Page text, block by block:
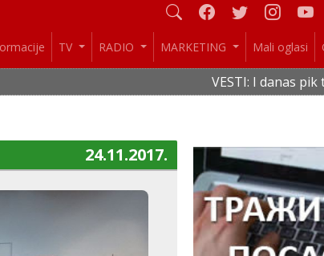
TV RADIO MARKETING Mali oglasi
VESTI: I danas pik
24.11.2017.